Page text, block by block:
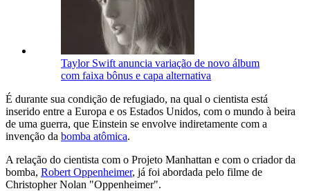
Taylor Swift anuncia variação de novo álbum
com faixa bônus e capa alternativa
É durante sua condição de refugiado, na qual o cientista está
inserido entre a Europa e os Estados Unidos, com o mundo à beira
de uma guerra, que Einstein se envolve indiretamente com a
invenção da bomba atômica.
A relação do cientista com o Projeto Manhattan e com o criador da
bomba, Robert Oppenheimer, já foi abordada pelo filme de
Christopher Nolan "Oppenheimer".